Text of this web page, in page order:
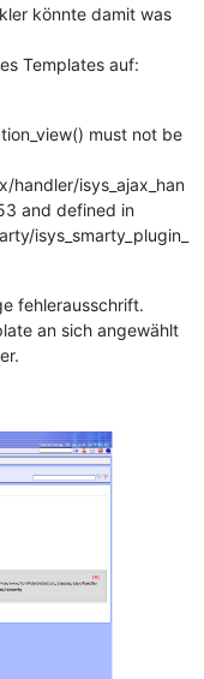
könnte damit was
Templates auf:
must not be
isys_ajax_han
and defined in
isys_smarty_plugin_
fehlerausschrift.
an sich angewählt